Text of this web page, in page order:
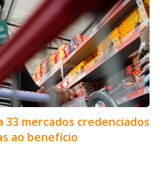
33 mercados credenciados
ao benefício